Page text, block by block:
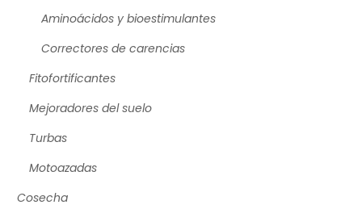
Aminoácidos y bioestimulantes
Correctores de carencias
Fitofortificantes
Mejoradores del suelo
Turbas
Motoazadas
Cosecha